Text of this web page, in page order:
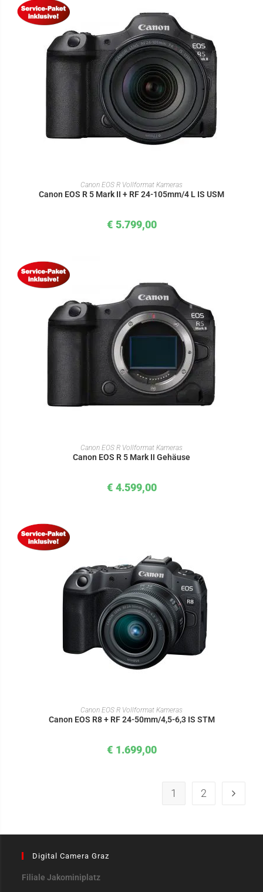
IN DEN WARENKORB
Canon EOS R Vollformat Kameras
Canon EOS R 5 Mark II + RF 24-105mm/4 L IS USM
€ 5.799,00
IN DEN WARENKORB
Canon EOS R Vollformat Kameras
Canon EOS R 5 Mark II Gehäuse
€ 4.599,00
IN DEN WARENKORB
Canon EOS R Vollformat Kameras
Canon EOS R8 + RF 24-50mm/4,5-6,3 IS STM
€ 1.699,00
1 2
Digital Camera Graz
Filiale Jakominiplatz